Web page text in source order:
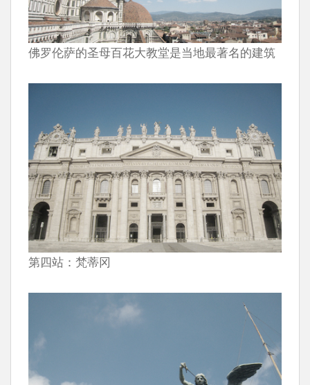
佛罗伦萨的圣母百花大教堂是当地最著名的建筑
第四站：梵蒂冈